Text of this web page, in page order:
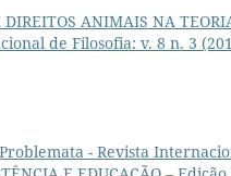
DIREITOS ANIMAIS NA
de Filosofia: v. 8 n. 3
Problemata - Revista